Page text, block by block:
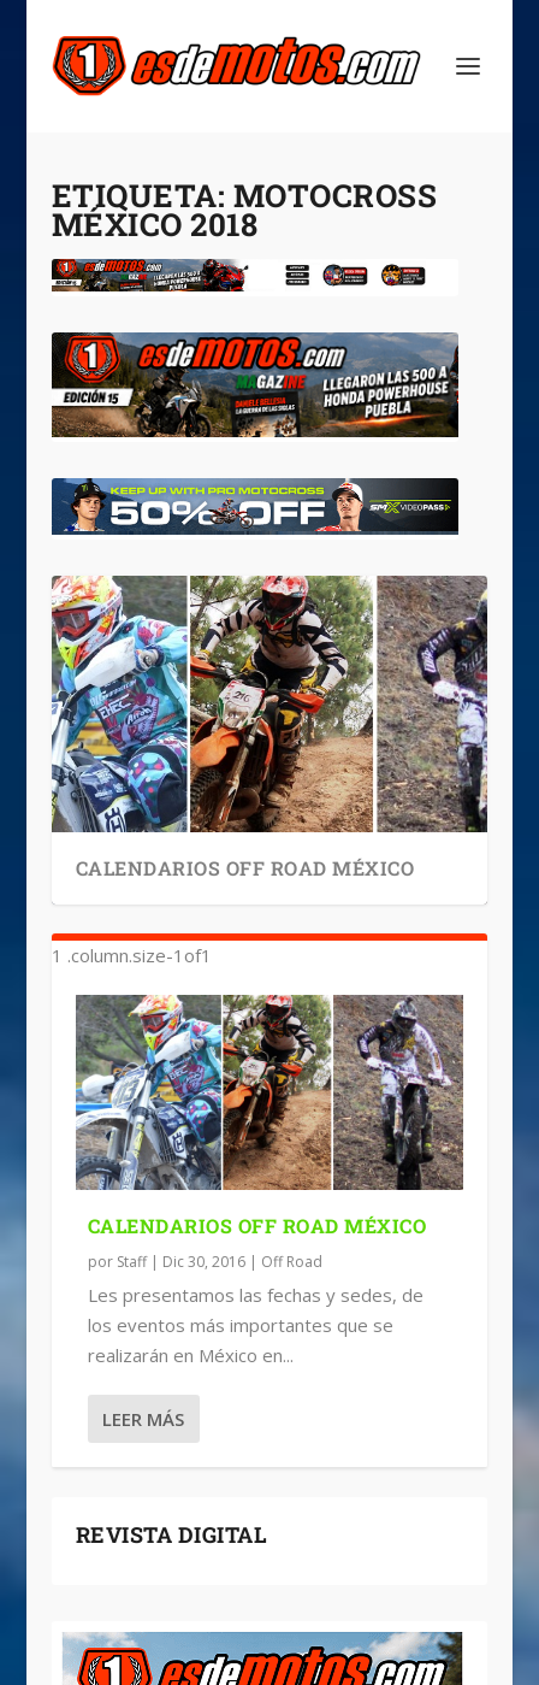
ETIQUETA: MOTOCROSS
MÉXICO 2018
CALENDARIOS OFF ROAD MÉXICO
CALENDARIOS OFF ROAD MÉXICO
por Staff| Dic 30, 2016| Off Road
Les presentamos las fechas y sedes, de
los eventos más importantes que se
realizarán en México en...
LEER MÁS
REVISTA DIGITAL